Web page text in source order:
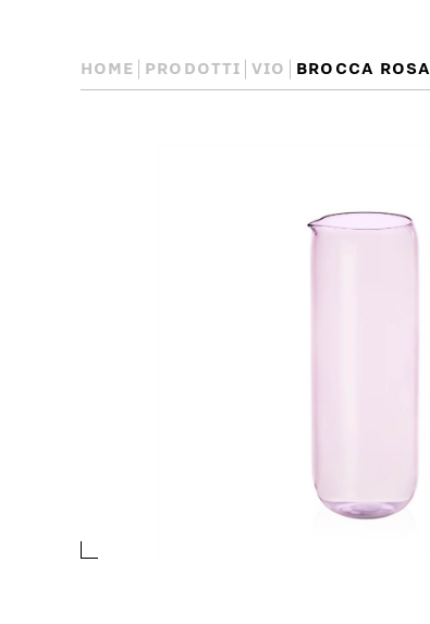
HOME PRODOTTI VIO BROCCA ROSA